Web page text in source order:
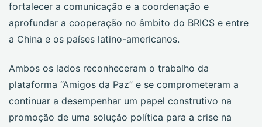
fortalecer a comunicação e a coordenação e
aprofundar a cooperação no âmbito do BRICS e entre
a China e os países latino-americanos.
Ambos os lados reconheceram o trabalho da
plataforma “Amigos da Paz” e se comprometeram a
continuar a desempenhar um papel construtivo na
promoção de uma solução política para a crise na